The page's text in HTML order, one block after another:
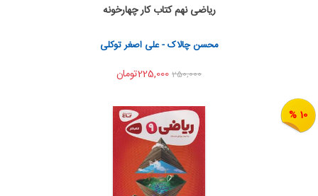
اضافه به سبد خرید
اشتراک گذاری
ریاضی نهم کتاب کار چهارخونه
محسن چالاک - علی اصغر توکلی
250,000
10 %